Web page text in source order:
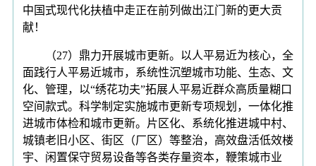
中国式现代化扶植中走正在前列做出江门新的更大贡
献！
（27）鼎力开展城市更新。以人平易近为核心，全
面践行人平易近城市，系统性沉塑城市功能、生态、文
化、管理，以“绣花功夫”拓展人平易近群众高质量糊口
空间款式。科学制定实施城市更新专项规划，一体化推
进城市体检和城市更新。片区化、系统化推进城中村、
城镇老旧小区、街区（厂区）等整治，高效盘活低效楼
宇、闲置保守贸易设备等各类存量资本，鞭策城市业